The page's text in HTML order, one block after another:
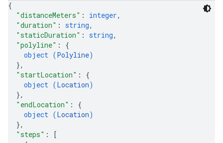
{
"distanceMeters" : integer,
"duration" : string,
"staticDuration" : string,
"polyline" : {
object (Polyline)
},
"startLocation" : {
object (Location)
},
"endLocation" : {
object (Location)
},
"steps" :
[